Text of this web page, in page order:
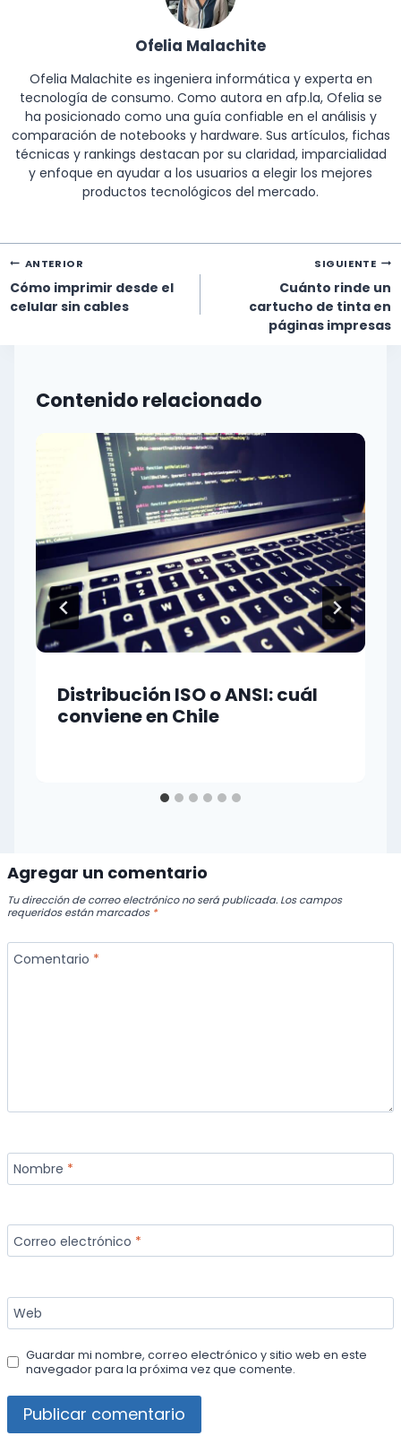
Ofelia Malachite
Ofelia Malachite es ingeniera informática y experta en
tecnología de consumo. Como autora en afp.la, Ofelia se
ha posicionado como una guía confiable en el análisis y
comparación de notebooks y hardware. Sus artículos, fichas
técnicas y rankings destacan por su claridad, imparcialidad
y enfoque en ayudar a los usuarios a elegir los mejores
productos tecnológicos del mercado.
Navegación
de
entradas
ANTERIOR
Cómo imprimir desde el
celular sin cables
SIGUIENTE
Cuánto rinde un
cartucho de tinta en
páginas impresas
Contenido relacionado
Distribución ISO o ANSI: cuál
conviene en Chile
Agregar un comentario
Tu dirección de correo electrónico no será publicada. Los campos
requeridos están marcados *
Comentario *
Nombre *
Correo electrónico *
Web
Guardar mi nombre, correo electrónico y sitio web en este
navegador para la próxima vez que comente.